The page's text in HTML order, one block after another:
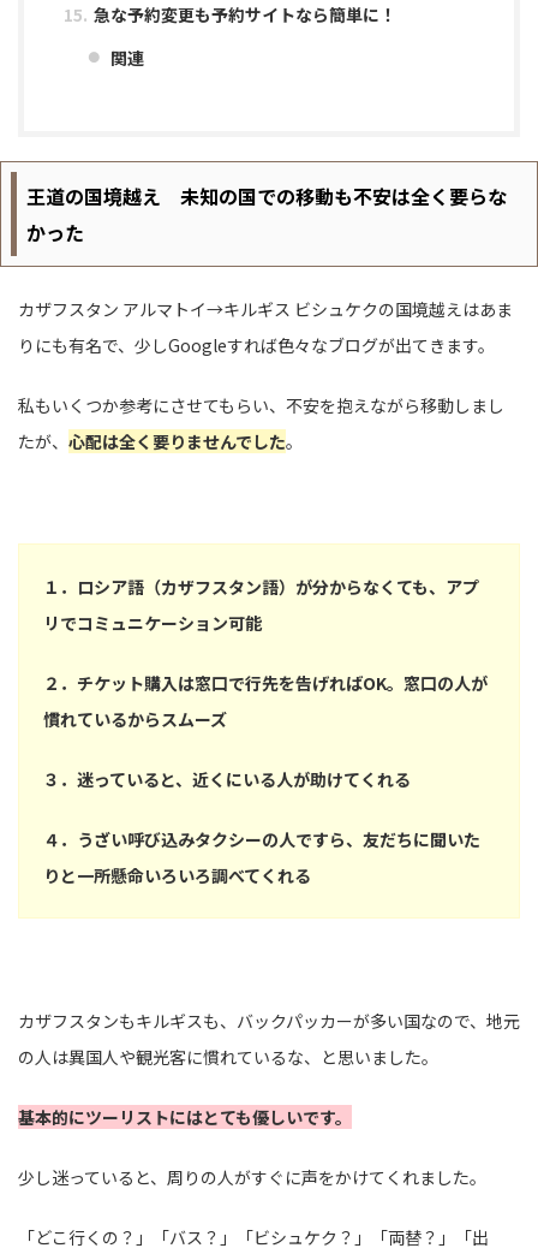
急な予約変更も予約サイトなら簡単に！
関連
王道の国境越え 未知の国での移動も不安は全く要らな
かった
カザフスタン アルマトイ→キルギス ビシュケクの国境越えはあま
りにも有名で、少しGoogleすれば色々なブログが出てきます。
私もいくつか参考にさせてもらい、不安を抱えながら移動しまし
たが、 心配は全く要りませんでした。
１．ロシア語（カザフスタン語）が分からなくても、アプ
リでコミュニケーション可能
２．チケット購入は窓口で行先を告げればOK。窓口の人が
慣れているからスムーズ
３．迷っていると、近くにいる人が助けてくれる
４．うざい呼び込みタクシーの人ですら、友だちに聞いた
りと一所懸命いろいろ調べてくれる
カザフスタンもキルギスも、バックパッカーが多い国なので、地元
の人は異国人や観光客に慣れているな、と思いました。
基本的にツーリストにはとても優しいです。
少し迷っていると、周りの人がすぐに声をかけてくれました。
「どこ行くの？」「バス？」「ビシュケク？」「両替？」「出